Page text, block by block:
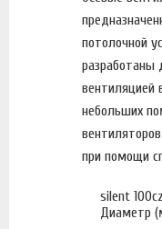
потолочной
разработаны
вентиляцией
небольших
при помощи
silent
Диаметр